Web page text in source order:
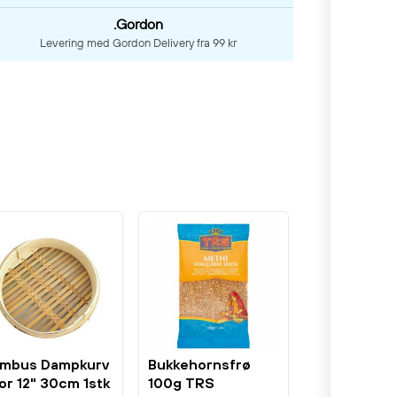
.Gordon
Levering med Gordon Delivery fra 99 kr
Dampkurv
12" 30cm 1stk
Bukkehornsfrø
100g TRS